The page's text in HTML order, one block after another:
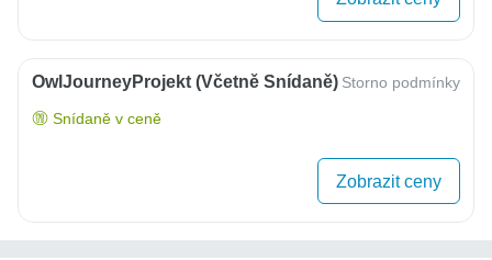
OwlJourneyProjekt (včetně Snídaně) Storno podmínky
Snídaně v ceně
Zobrazit ceny